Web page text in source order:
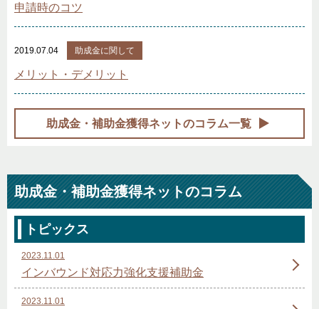
申請時のコツ
2019.07.04 助成金に関して
メリット・デメリット
助成金・補助金獲得ネットのコラム一覧
助成金・補助金獲得ネットのコラム
トピックス
2023.11.01
インバウンド対応力強化支援補助金
2023.11.01